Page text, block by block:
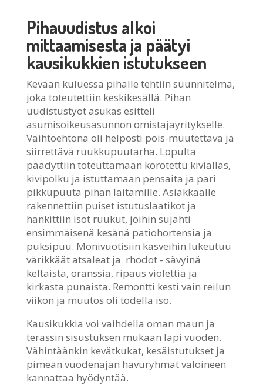
Pihauudistus alkoi
mittaamisesta ja päätyi
kausikukkien istutukseen
Kevään kuluessa pihalle tehtiin suunnitelma,
joka toteutettiin keskikesällä. Pihan
uudistustyöt asukas esitteli
asumisoikeusasunnon omistajayritykselle.
Vaihtoehtona oli helposti pois-muutettava ja
siirrettävä ruukkupuutarha. Lopulta
päädyttiin toteuttamaan korotettu kiviallas,
kivipolku ja istuttamaan pensaita ja pari
pikkupuuta pihan laitamille. Asiakkaalle
rakennettiin puiset istutuslaatikot ja
hankittiin isot ruukut, joihin sujahti
ensimmäisenä kesänä patiohortensia ja
puksipuu. Monivuotisiin kasveihin lukeutuu
värikkäät atsaleat ja rhodot - sävyinä
keltaista, oranssia, ripaus violettia ja
kirkasta punaista. Remontti kesti vain reilun
viikon ja muutos oli todella iso.
Kausikukkia voi vaihdella oman maun ja
terassin sisustuksen mukaan läpi vuoden.
Vähintäänkin kevätkukat, kesäistutukset ja
pimeän vuodenajan havuryhmät valoineen
kannattaa hyödyntää.